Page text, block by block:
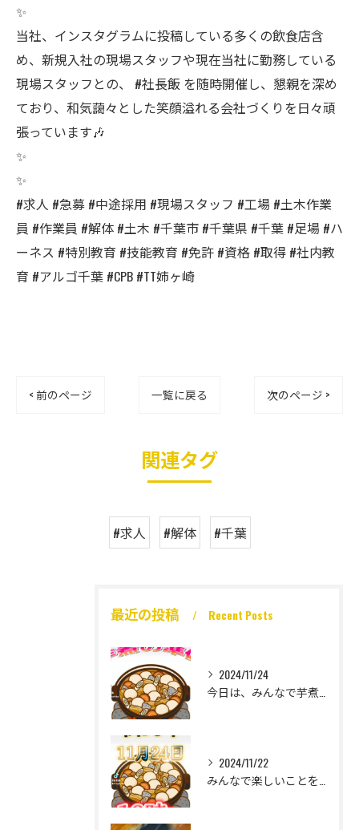
✨
当社、インスタグラムに投稿している多くの飲食店含
め、新規入社の現場スタッフや現在当社に勤務している
現場スタッフとの、 #社長飯 を随時開催し、懇親を深め
ており、和気藹々とした笑顔溢れる会社づくりを日々頑
張っています🎶
✨
✨
#求人 #急募 #中途採用 #現場スタッフ #工場 #土木作業
員 #作業員 #解体 #土木 #千葉市 #千葉県 #千葉 #足場 #ハ
ーネス #特別教育 #技能教育 #免許 #資格 #取得 #社内教
育 #アルゴ千葉 #CPB #TT姉ヶ崎
< 前のページ 一覧に戻る 次のページ >
関連タグ
#求人 #解体 #千葉
最近の投稿 Recent Posts
2024/11/24
2024/11/22